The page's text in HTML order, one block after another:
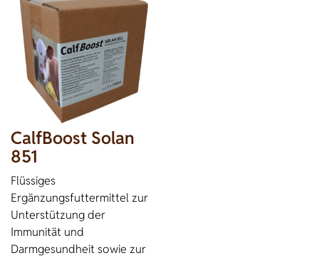
CalfBoost Solan
851
Flüssiges
Ergänzungsfuttermittel zur
Unterstützung der
Immunität und
Darmgesundheit sowie zur